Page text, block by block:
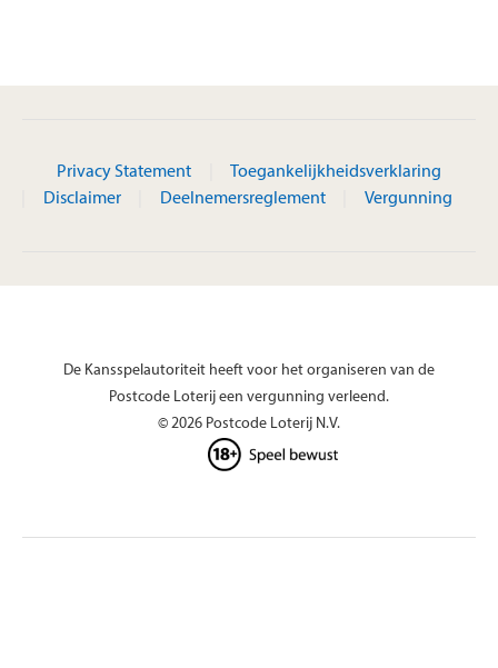
Privacy Statement
Toegankelijkheidsverklaring
Disclaimer
Deelnemersreglement Vergunning
De Kansspelautoriteit heeft voor het organiseren van de
Postcode Loterij een vergunning verleend.
© 2026 Postcode Loterij N.V.